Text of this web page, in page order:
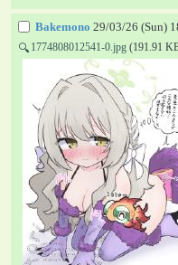
Bakemono 29/03/26 (Sun)
🔍 1774808012541-0.jpg (191.91